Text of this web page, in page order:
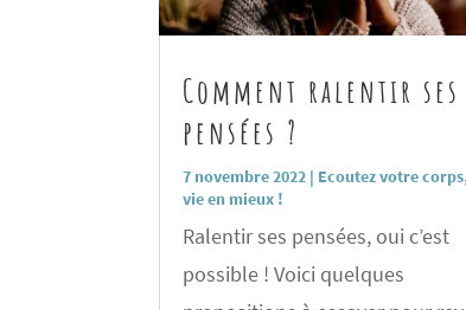
Comment ralentir ses
pensées ?
7 novembre 2022 | Ecoutez votre corps
vie en mieux !
Ralentir ses pensées, oui c’est
possible ! Voici quelques